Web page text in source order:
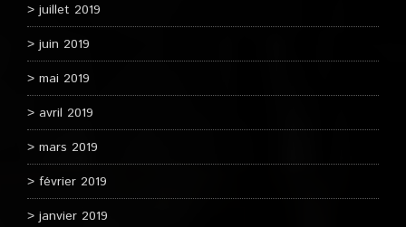
juillet 2019
juin 2019
mai 2019
avril 2019
mars 2019
février 2019
janvier 2019